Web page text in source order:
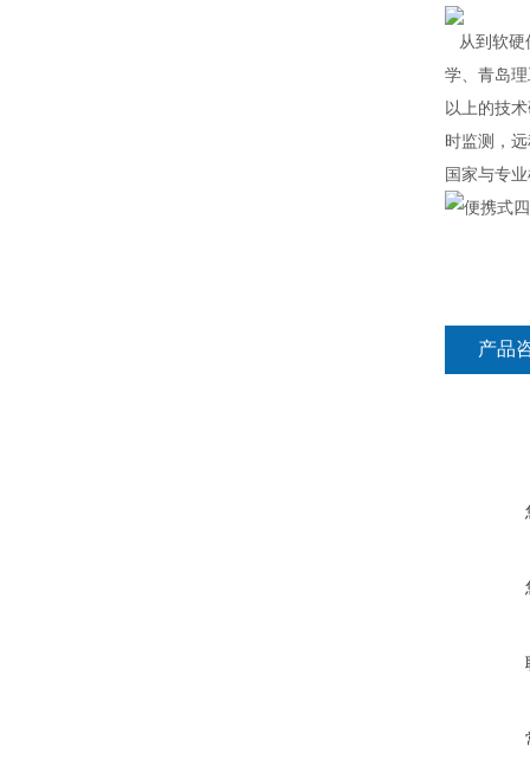
从到软硬
学、青岛
以上的技
时监测，
国家与专
产品